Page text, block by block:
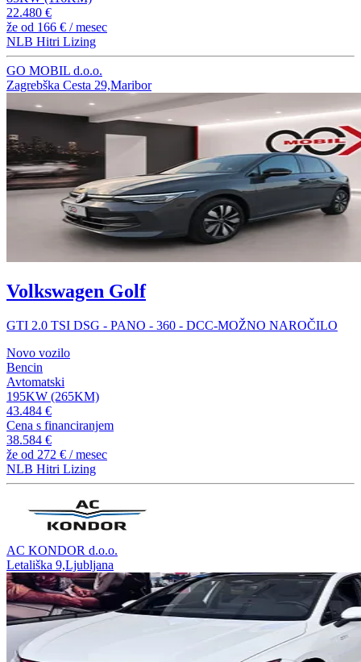
22.480 €
že od 166 € / mesec
NLB Hitri Lizing
GO MOBIL d.o.o.
Zagrebška Cesta 29,Maribor
Volkswagen Golf
GTI 2.0 TSI DSG - PANO - 360 - DCC-MOŽNO NAROČILO
Novo vozilo
Bencin
Avtomatski
195KW (265KM)
43.484 €
Cena s financiranjem
38.584 €
že od 272 € / mesec
NLB Hitri Lizing
AC KONDOR d.o.o.
Letališka 9,Ljubljana